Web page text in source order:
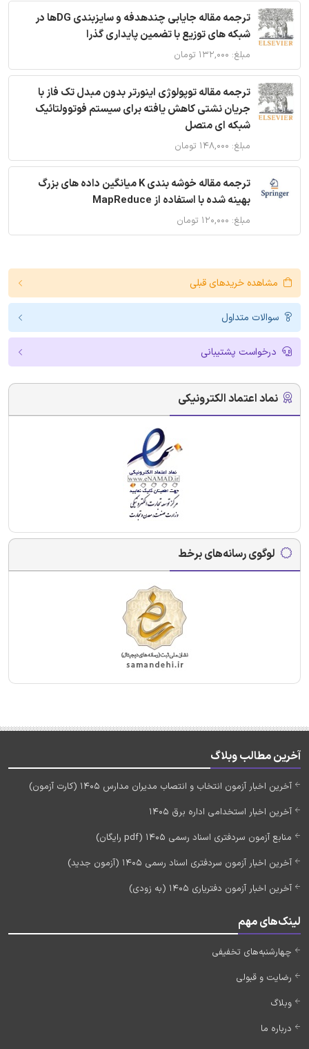
ترجمه مقاله جایابی چندهدفه و سایزبندی DGها در
شبکه های توزیع با تضمین پایداری گذرا
مبلغ: ۱۳۲,۰۰۰ تومان
ترجمه مقاله توپولوژی اینورتر بدون مبدل تک فاز با
جریان نشتی کاهش یافته برای سیستم فوتوولتائیک
شبکه ای متصل
مبلغ: ۱۴۸,۰۰۰ تومان
ترجمه مقاله خوشه بندی K میانگین داده های بزرگ
بهینه شده با استفاده از MapReduce
مبلغ: ۱۲۰,۰۰۰ تومان
مشاهده خریدهای قبلی
سوالات متداول
درخواست پشتیبانی
نماد اعتماد الکترونیکی
لوگوی رسانه‌های برخط
آخرین مطالب وبلاگ
آخرین اخبار آزمون انتخاب و انتصاب مدیران مدارس 1405 (کارت آزمون)
آخرین اخبار استخدامی اداره برق 1405
منابع آزمون سردفتری اسناد رسمی 1405 (pdf رایگان)
آخرین اخبار آزمون سردفتری اسناد رسمی 1405 (آزمون جدید)
آخرین اخبار آزمون دفتریاری 1405 (به زودی)
لینک‌های مهم
چهارشنبه‌های تخفیفی
رضایت و قبولی
وبلاگ
درباره ما